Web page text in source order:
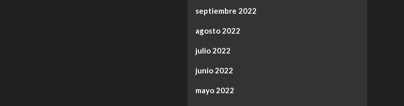
septiembre 2022
agosto 2022
julio 2022
junio 2022
mayo 2022